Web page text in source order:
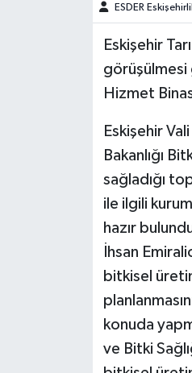
ESDER
Eskişehir
görüşülmesi
Hizmet
Eskişehir
Bakanlığı
sağladığı
ile ilgili
hazır
İhsan
bitkisel
konuda
ve Bitki